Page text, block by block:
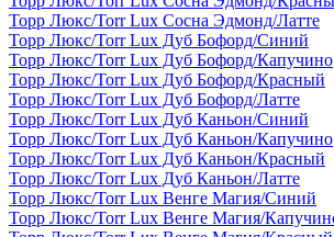
Торр Люкс/Torr Lux Сосна Эдмонд/Латте
Торр Люкс/Torr Lux Дуб Бофорд/Синий
Торр Люкс/Torr Lux Дуб Бофорд/Капучино
Торр Люкс/Torr Lux Дуб Бофорд/Красный
Торр Люкс/Torr Lux Дуб Бофорд/Латте
Торр Люкс/Torr Lux Дуб Каньон/Синий
Торр Люкс/Torr Lux Дуб Каньон/Капучино
Торр Люкс/Torr Lux Дуб Каньон/Красный
Торр Люкс/Torr Lux Дуб Каньон/Латте
Торр Люкс/Torr Lux Венге Магия/Синий
Торр Люкс/Torr Lux Венге Магия/